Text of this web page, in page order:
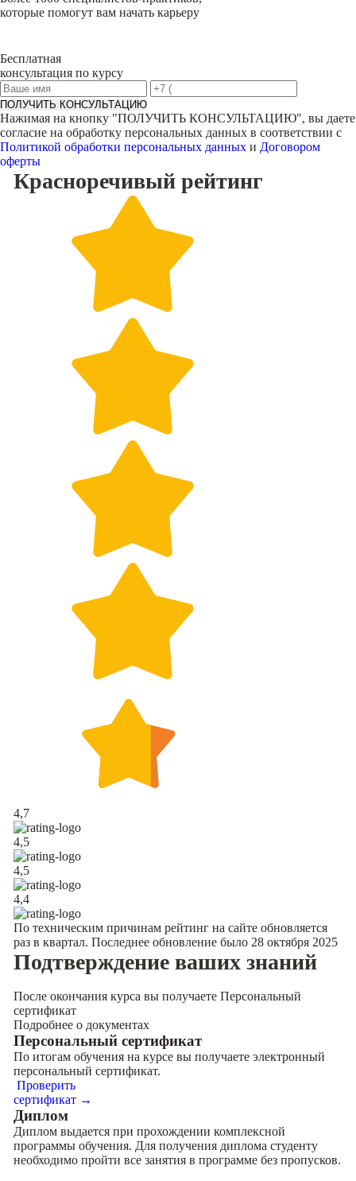
которые помогут вам начать карьеру
Бесплатная
консультация по курсу
ПОЛУЧИТЬ КОНСУЛЬТАЦИЮ
Нажимая на кнопку "ПОЛУЧИТЬ КОНСУЛЬТАЦИЮ", вы даете
согласие на обработку персональных данных в соответствии с
Политикой обработки персональных данных и Договором
оферты
Красноречивый рейтинг
4,7
4,5
4,5
4,4
По техническим причинам рейтинг на сайте обновляется
раз в квартал. Последнее обновление было 28 октября 2025
Подтверждение ваших знаний
После окончания курса вы получаете Персональный
сертификат
Подробнее о документах
Персональный сертификат
По итогам обучения на курсе вы получаете электронный
персональный сертификат.
Проверить
сертификат →
Диплом
Диплом выдается при прохождении комплексной
программы обучения. Для получения диплома студенту
необходимо пройти все занятия в программе без пропусков.